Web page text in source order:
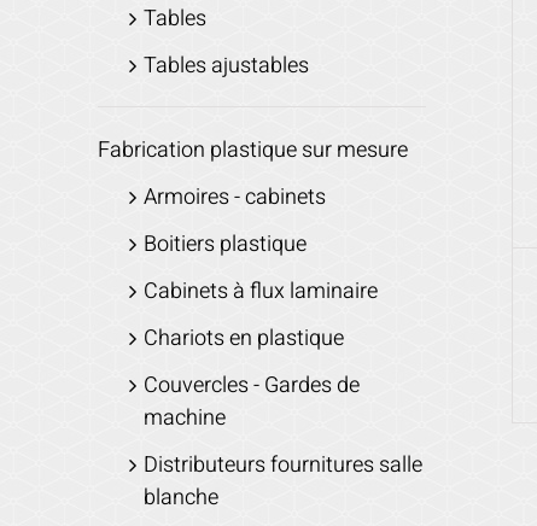
Tables
Tables ajustables
Fabrication plastique sur mesure
Armoires - cabinets
Boitiers plastique
Cabinets à flux laminaire
Chariots en plastique
Couvercles - Gardes de
machine
Distributeurs fournitures salle
blanche